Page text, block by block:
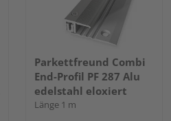
Parkettfreund Combi
End-Profil PF 287 Alu
edelstahl eloxiert
Länge 1 m